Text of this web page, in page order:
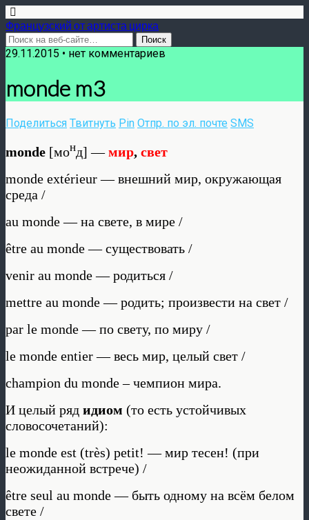
Французский от артиста цирка
29.11.2015 • нет комментариев
monde m3
Поделиться Твитнуть Pin Отпр. по эл. почте SMS
monde [монд] —мир, свет
monde extérieur — внешний мир, окружающая
среда /
au monde — на свете, в мире /
être au monde — существовать /
venir au monde — родиться /
mettre au monde — родить; произвести на свет /
par le monde — по свету, по миру /
le monde entier — весь мир, целый свет /
champion du monde – чемпион мира.
И целый ряд идиом (то есть устойчивых
словосочетаний):
le monde est (très) petit! — мир тесен! (при
неожиданной встрече) /
être seul au monde — быть одному на всём белом
свете /